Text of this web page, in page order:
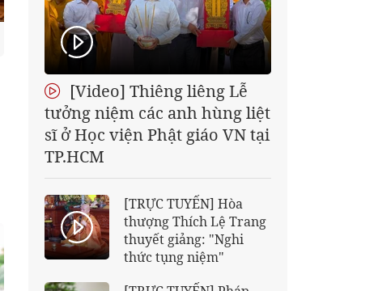
[Video] Thiêng liêng Lễ
tưởng niệm các anh hùng liệt
sĩ ở Học viện Phật giáo VN tại
TP.HCM
[TRỰC TUYẾN] Hòa
thượng Thích Lệ Trang
thuyết giảng: "Nghi
thức tụng niệm"